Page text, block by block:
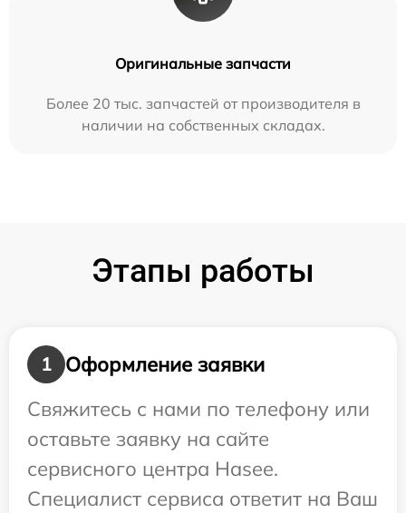
Оригинальные запчасти
Более 20 тыс. запчастей от производителя в
наличии на собственных складах.
Этапы работы
1
Оформление заявки
Свяжитесь с нами по телефону или
оставьте заявку на сайте
сервисного центра Hasee.
Специалист сервиса ответит на Ваш